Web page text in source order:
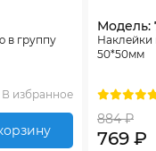
в группу
В избранное
Модель:
Наклейки
50*50мм
884 ₽
769 ₽